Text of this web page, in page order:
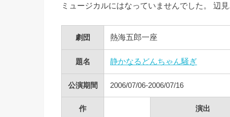
ミュージカルにはなっていませんでした。 辺
劇団 熱海五郎一座
題名 静かなるどんちゃん騒ぎ
公演期間 2006/07/06-2006/07/16
作 演出